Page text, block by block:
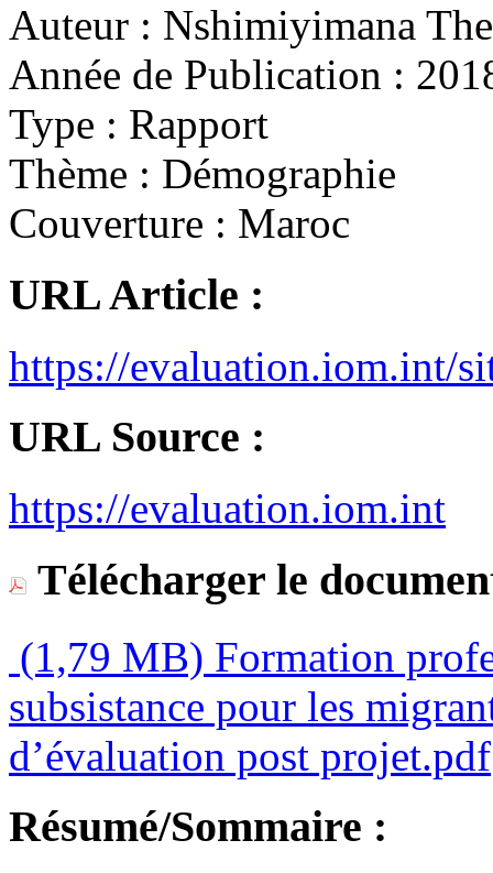
Auteur : Nshimiyimana
Année de Publication :
Type : Rapport
Thème : Démographie
Couverture : Maroc
URL Article :
https://evaluation.iom.int/
URL Source :
https://evaluation.iom.int
Télécharger le
(1,79 MB) Formation
subsistance pour les
d’évaluation post projet.pdf
Résumé/Sommaire :